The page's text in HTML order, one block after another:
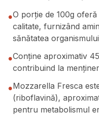
●O porție de 100g
calitate, furnizând
sănătatea
●Conține aproximativ
contribuind la
●Mozzarella Fresca
(riboflavină),
pentru metabolismul